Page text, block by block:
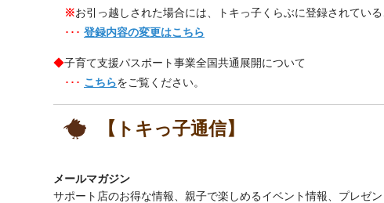
※お引っ越しされた場合には、トキっ子くらぶに登録されてい
･･･ 登録内容の変更はこちら
◆子育て支援パスポート事業全国共通展開について
･･･ こちらをご覧ください。
【トキっ子通信】
メールマガジン
サポート店のお得な情報、親子で楽しめるイベント情報、プレゼ